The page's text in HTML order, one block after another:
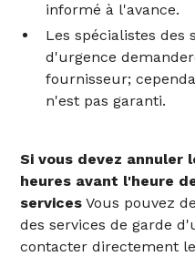
informé à l'avance.
Les spécialistes des
d'urgence
fournisseur;
n'est pas garanti.
Si vous devez annuler
heures avant l'heure
services Vous pouvez
des services de garde
contacter directement